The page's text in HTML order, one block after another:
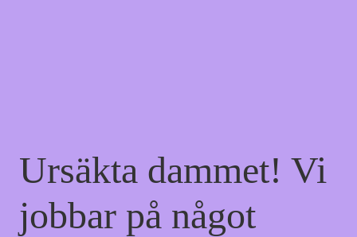
Ursäkta dammet! Vi
jobbar på något